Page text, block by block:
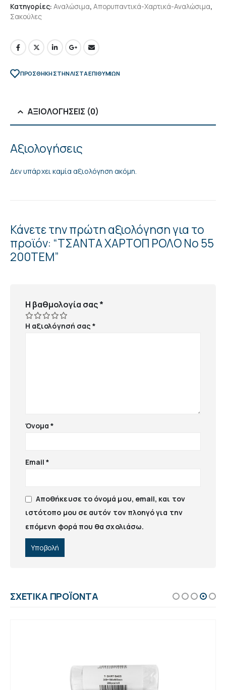
Κατηγορίες: Αναλώσιμα, Απορυπαντικά-Χαρτικά-Αναλώσιμα,
Σακούλες
ΠΡΌΣΘΉΚΗ ΣΤΗΝ ΛΊΣΤΑ ΕΠΙΘΥΜΙΏΝ
ΑΞΙΟΛΟΓΉΣΕΙΣ (0)
Αξιολογήσεις
Δεν υπάρχει καμία αξιολόγηση ακόμη.
Κάνετε την πρώτη αξιολόγηση για το
προϊόν: “ΤΣΑΝΤΑ ΧΑΡΤΟΠ ΡΟΛΟ Νο 55
200ΤΕΜ”
Η βαθμολογία σας*
Η αξιολόγησή σας*
Όνομα*
Email*
Αποθήκευσε το όνομά μου, email, και τον
ιστότοπο μου σε αυτόν τον πλοηγό για την
επόμενη φορά που θα σχολιάσω.
ΣΧΕΤΙΚΆ ΠΡΟΪΌΝΤΑ